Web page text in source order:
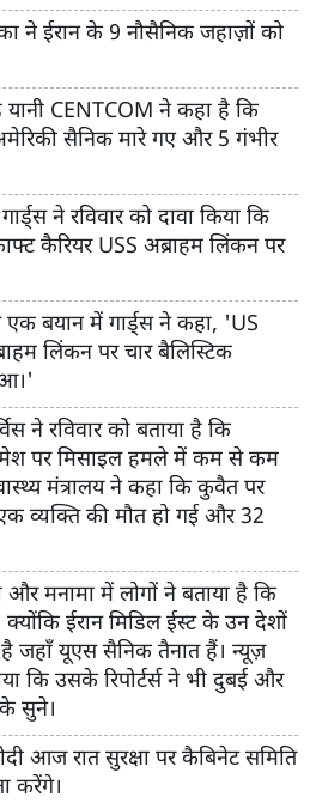
ने ईरान के 9 नौसैनिक जहाज़ों को
CENTCOM ने कहा है कि
सैनिक मारे गए और 5 गंभीर
ने रविवार को दावा किया कि
कैरियर USS अब्राहम लिंकन पर
बयान में गार्ड्स ने कहा, 'US
लिंकन पर चार बैलिस्टिक
ने रविवार को बताया है कि
पर मिसाइल हमले में कम से कम
मंत्रालय ने कहा कि कुवैत पर
व्यक्ति की मौत हो गई और 32
और मनामा में लोगों ने बताया है कि
ईरान मिडिल ईस्ट के उन देशों
है जहाँ यूएस सैनिक तैनात हैं। न्यूज़
कि उसके रिपोर्टर्स ने भी दुबई और
सुने।
आज रात सुरक्षा पर कैबिनेट समिति
करेंगे।